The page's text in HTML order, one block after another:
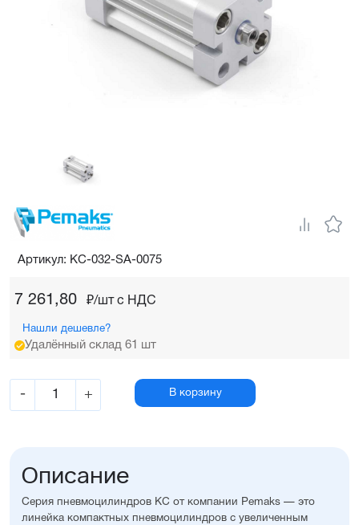
7 261,80 ₽/шт c НДС
Нашли дешевле?
Удалённый склад 61 шт
- + В корзину
Артикул: KC-032-SA-0075
Описание
Серия пневмоцилиндров KC от компании Pemaks — это
линейка компактных пневмоцилиндров с увеличенным